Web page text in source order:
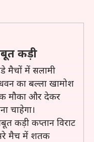
कड़ी
मैचों में सलामी
का बल्ला खामोश
मौका और देकर
चाहेगा।
कड़ी कप्तान विराट
मैच में शतक